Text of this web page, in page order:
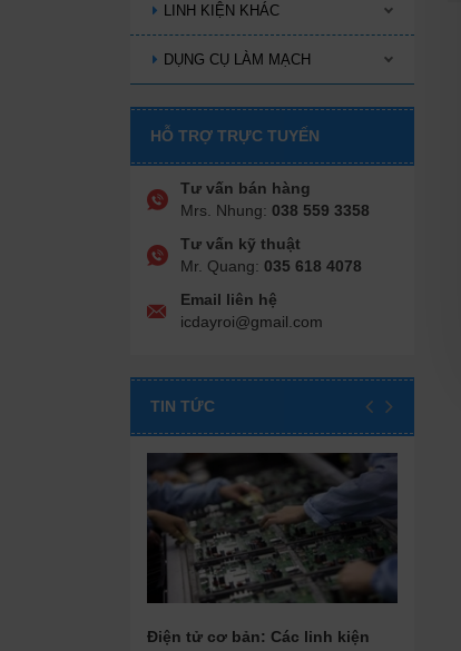
LINH KIỆN KHÁC
DỤNG CỤ LÀM MẠCH
HỖ TRỢ TRỰC TUYẾN
Tư vấn bán hàng
Mrs. Nhung: 038 559 3358
Tư vấn kỹ thuật
Mr. Quang: 035 618 4078
Email liên hệ
icdayroi@gmail.com
TIN TỨC
Điện tử cơ bản: Các linh kiện